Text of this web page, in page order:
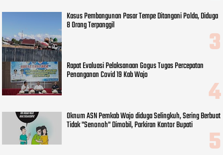
Kasus Pembangunan Pasar Tempe Ditangani Polda, Diduga
8 Orang Terpanggil
Rapat Evaluasi Pelaksanaan Gogus Tugas Percepatan
Penanganan Covid 19 Kab Wajo
Oknum ASN Pemkab Wajo diduga Selingkuh, Sering Berbuat
Tidak "Senonoh" Dimobil, Parkiran Kantor Bupati